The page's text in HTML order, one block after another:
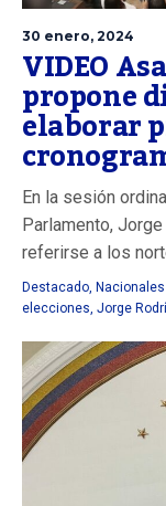
30 enero, 2024
VIDEO
propone
elaborar
En la sesión
Parlamento,
referirse a los
Destacado Nacionales
elecciones Jorge